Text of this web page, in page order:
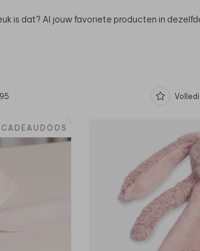
is dat? Al jouw favoriete producten in